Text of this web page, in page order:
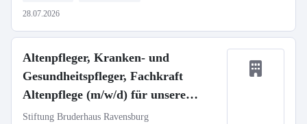
28.07.2026
Altenpfleger, Kranken- und
Gesundheitspfleger, Fachkraft
Altenpflege (m/w/d) für unsere
Häuser in Ravensburg und
Stiftung Bruderhaus Ravensburg